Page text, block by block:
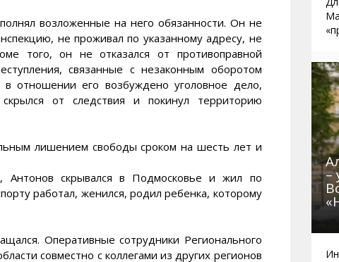
возложенные на него обязанности. Он не
не проживал по указанному адресу, не
того, он не отказался от противоправной
связанные с незаконным оборотом
в отношении его возбуждено уголовное дело,
от следствия и покинул территорию
лишением свободы сроком на шесть лет и
скрывался в Подмосковье и жил по
работал, женился, родил ребенка, которому
Оперативные сотрудники Регионального
совместно с коллегами из других регионов
–